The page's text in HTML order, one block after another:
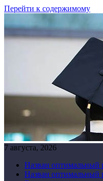
Перейти к содержимому
7 августа, 2026
Назван оптимальный
Назван оптимальный